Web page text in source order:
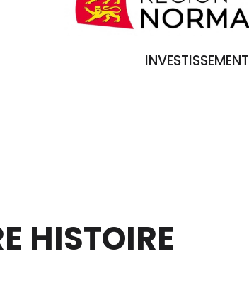
INVESTISSEMENT
HISTOIRE